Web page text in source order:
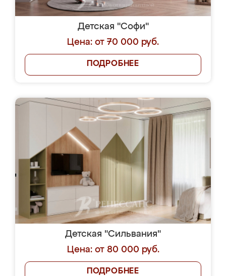
Детская "Софи"
Цена: от 70 000 руб.
ПОДРОБНЕЕ
Детская "Сильвания"
Цена: от 80 000 руб.
ПОДРОБНЕЕ